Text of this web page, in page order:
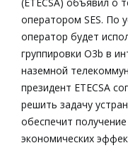
оператором SES. По
оператор будет
группировки O3b в
наземной
президент ETECSA
решить задачу
обеспечит
экономических